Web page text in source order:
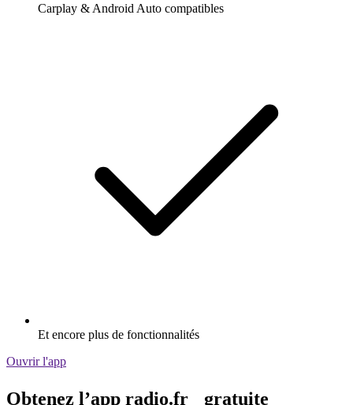
Carplay & Android Auto compatibles
Et encore plus de fonctionnalités
Ouvrir l'app
Obtenez l’app radio.fr gratuite